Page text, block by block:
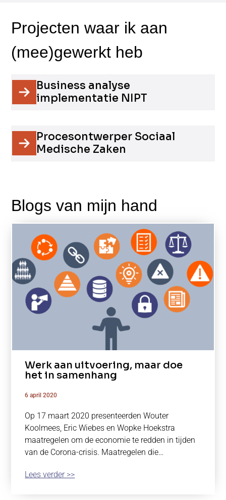
Business analyse
implementatie NIPT
Procesontwerper Sociaal
Medische Zaken
Werk aan uitvoering, maar doe
het in samenhang
6 april 2020
Op 17 maart 2020 presenteerden Wouter
Koolmees, Eric Wiebes en Wopke Hoekstra
maatregelen om de economie te redden in tijden
van de Corona-crisis. Maatregelen die…
Lees verder >>